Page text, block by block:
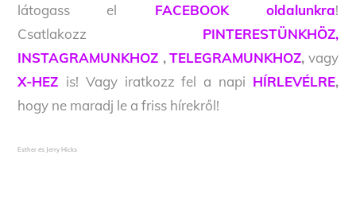
látogass el
FACEBOOK oldalunkra!
Csatlakozz PINTERESTÜNKHÖZ,
INSTAGRAMUNKHOZ , TELEGRAMUNKHOZ, vagy
X-HEZ is! Vagy iratkozz fel a napi HÍRLEVÉLRE,
hogy ne maradj le a friss hírekről!
Esther és Jerry Hicks